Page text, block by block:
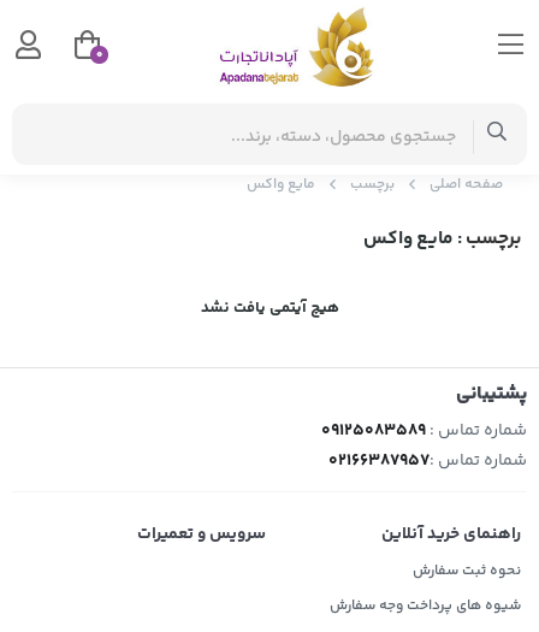
صفحه اصلی برچسب مایع واکس
برچسب: مایع واکس
هیچ آیتمی یافت نشد
پشتیبانی
شماره تماس :09125083589
شماره تماس :02166387957
راهنمای خرید آنلاین
نحوه ثبت سفارش
شیوه های پرداخت وجه سفارش
سرویس و تعمیرات
0